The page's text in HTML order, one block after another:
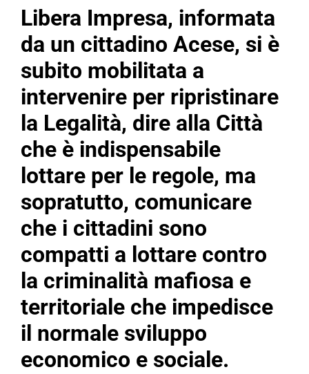
Libera Impresa, informata
da un cittadino Acese, si è
subito mobilitata a
intervenire per ripristinare
la Legalità, dire alla Città
che è indispensabile
lottare per le regole, ma
sopratutto, comunicare
che i cittadini sono
compatti a lottare contro
la criminalità mafiosa e
territoriale che impedisce
il normale sviluppo
economico e sociale.